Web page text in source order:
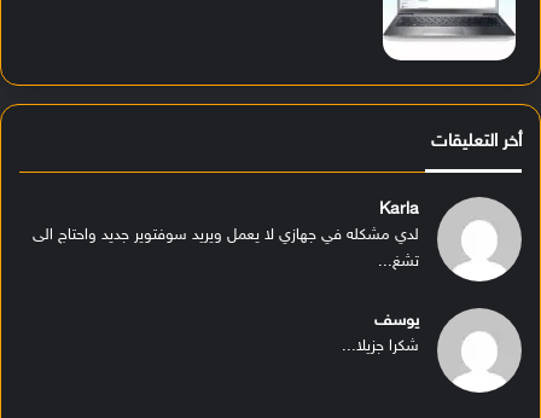
أخر التعليقات
Karla
لدي مشكله في جهازي لا يعمل ويريد سوفتوير جديد واحتاج الى
تشغ...
يوسف
شكرا جزيلا...